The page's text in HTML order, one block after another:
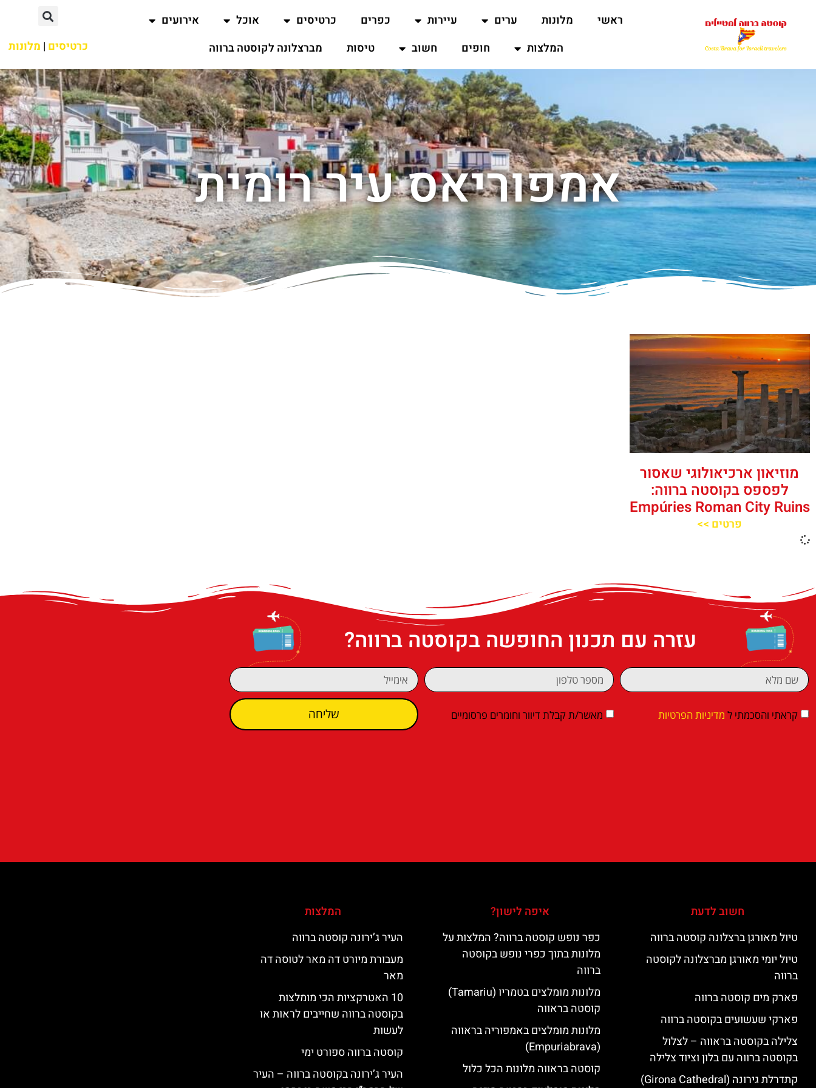
ראשי מלונות ערים עיירות כפרים כרטיסים אוכל
אירועים
המלצות
חופים חשוב טיסות מברצלונה לקוסטה ברווה כרטיסים | מלונות
אמפוריאס עיר רומית
מוזיאון ארכיאולוגי שאסור
לפספס בקוסטה ברווה:
Empúries Roman City Ruins
פרטים >>
עזרה עם תכנון החופשה בקוסטה ברווה?
קראתי והסכמתי ל מדיניות הפרטיות מאשר/ת קבלת דיוור וחומרים פרסומיים שליחה
חשוב לדעת
טיול מאורגן ברצלונה קוסטה ברווה
טיול יומי מאורגן מברצלונה לקוסטה
ברווה
פארק מים קוסטה ברווה
פארקי שעשועים בקוסטה ברווה
צלילה בקוסטה בראווה – לצלול
בקוסטה ברווה עם בלון וציוד צלילה
קתדרלת גירונה (Girona Cathedral)
איפה לישון?
כפר נופש קוסטה ברווה? המלצות על
מלונות בתוך כפרי נופש בקוסטה
ברווה
מלונות מומלצים בטמריו (Tamariu)
קוסטה בראווה
מלונות מומלצים באמפוריה בראווה
(Empuriabrava)
קוסטה בראווה מלונות הכל כלול
המלצות
העיר ג’ירונה קוסטה ברווה
מעבורת מיורט דה מאר לטוסה דה
מאר
10 האטרקציות הכי מומלצות
בקוסטה ברווה שחייבים לראות או
לעשות
קוסטה ברווה ספורט ימי
העיר ג’ירונה בקוסטה ברווה – העיר